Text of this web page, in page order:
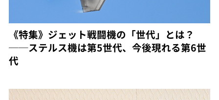
《特集》ジェット戦闘機の「世代」とは？
──ステルス機は第5世代、今後現れる第6世
代